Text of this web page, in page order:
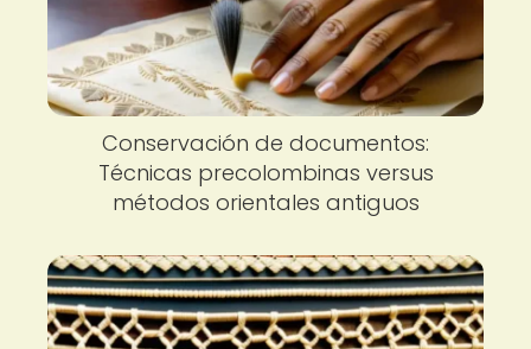
Conservación de documentos:
Técnicas precolombinas versus
métodos orientales antiguos